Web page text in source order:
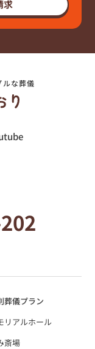
求
な葬儀
葬儀プラン
リアルホール
斎場